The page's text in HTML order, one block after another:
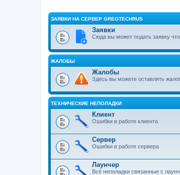
ЗАЯВКИ НА СЕРВЕР GREGTECHRUS
Заявки
Сюда вы может подать заявку
ЖАЛОБЫ
Жалобы
Здесь вы можете оставлять
ТЕХНИЧЕСКИЕ НЕПОЛАДКИ
Клиент
Ошибки в работе клиента
Сервер
Ошибки в работе сервера
Лаунчер
Всё неполадки связанные с